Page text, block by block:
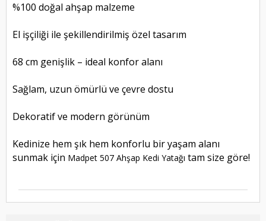
%100 doğal ahşap malzeme
El işçiliği ile şekillendirilmiş özel tasarım
68 cm genişlik – ideal konfor alanı
Sağlam, uzun ömürlü ve çevre dostu
Dekoratif ve modern görünüm
Kedinize hem şık hem konforlu bir yaşam alanı
sunmak için Madpet 507 Ahşap Kedi Yatağı tam size göre!